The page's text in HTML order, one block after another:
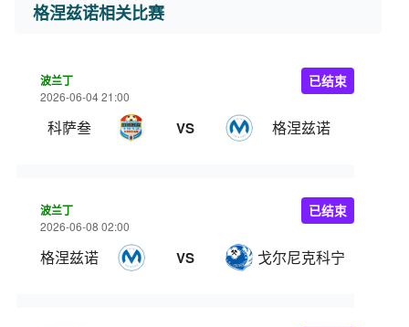
格涅兹诺相关比赛
波兰丁
2026-06-04 21:00
科萨叁 VS 格涅兹诺
已结束
波兰丁
2026-06-08 02:00
格涅兹诺 VS 戈尔尼克科宁
已结束